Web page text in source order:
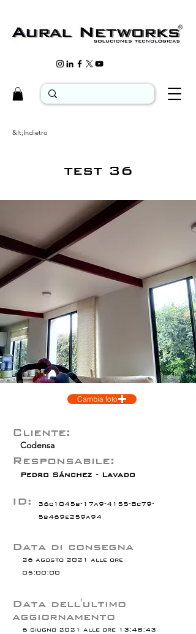
&lt;Indietro
test 36
Cambia foto
Codensa
Cliente:
Responsabile:
Pedro Sánchez - Lavado
36c1045b-17a9-4155-8c79-
5b469e259a94
ID:
Data di consegna
26 agosto 2021 alle ore
05:00:00
Data dell'ultimo
aggiornamento
6 giugno 2021 alle ore 13:48:43